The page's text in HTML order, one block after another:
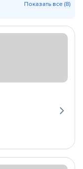
Показать все (8)